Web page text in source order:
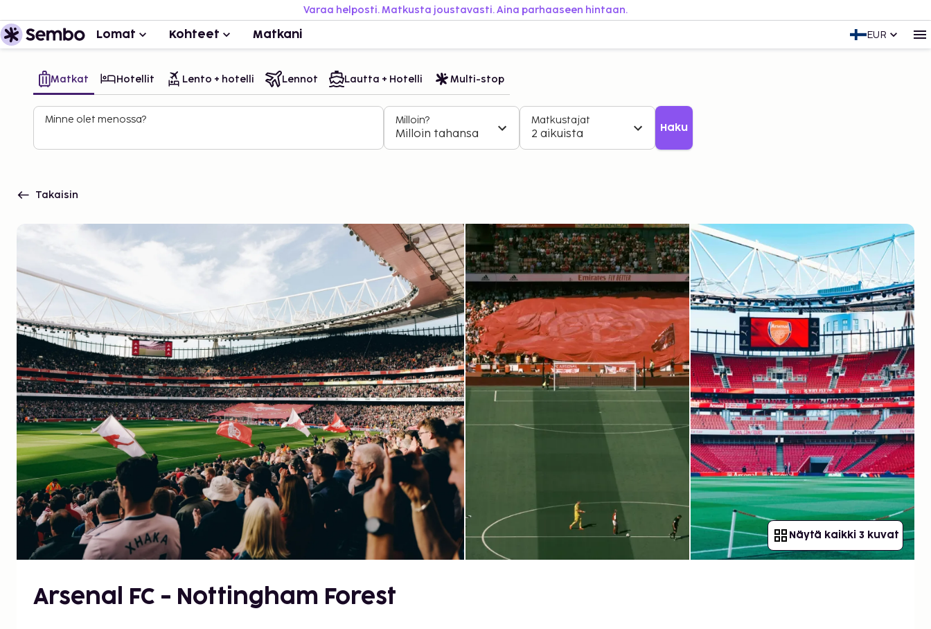
Varaa helposti. Matkusta joustavasti. Aina parhaaseen hintaan.
Lomat Kohteet Matkani EUR
Matkat Hotellit Lento + hotelli Lennot Lautta + Hotelli Multi-stop
Minne olet menossa? Milloin?
Milloin tahansa
Matkustajat
2 aikuista Haku
Takaisin
Näytä kaikki 3 kuvat
Arsenal FC - Nottingham Forest